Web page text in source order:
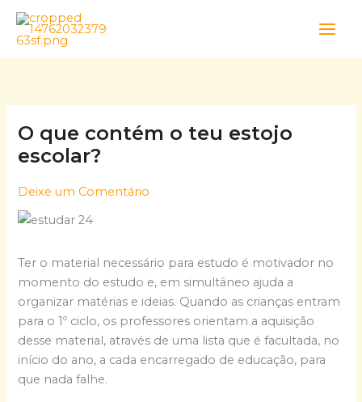
Skip
content
O que contém o teu estojo
escolar?
Deixe um Comentário
Ter o material necessário para estudo é motivador no
momento do estudo e, em simultâneo ajuda a
organizar matérias e ideias. Quando as crianças entram
para o 1º ciclo, os professores orientam a aquisição
desse material, através de uma lista que é facultada, no
início do ano, a cada encarregado de educação, para
que nada falhe.